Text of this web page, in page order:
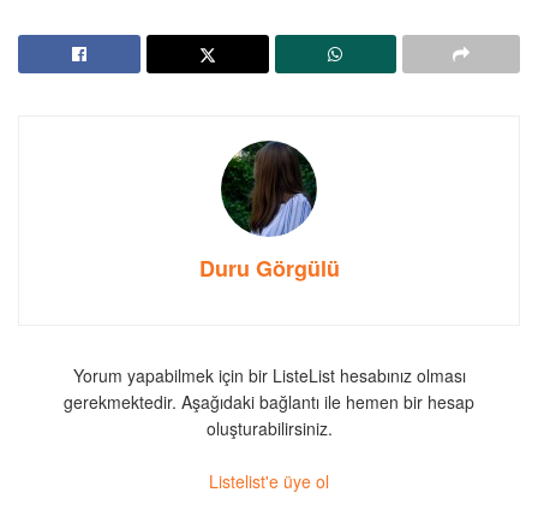
Duru Görgülü
Yorum yapabilmek için bir ListeList hesabınız olması
gerekmektedir. Aşağıdaki bağlantı ile hemen bir hesap
oluşturabilirsiniz.
Listelist'e üye ol